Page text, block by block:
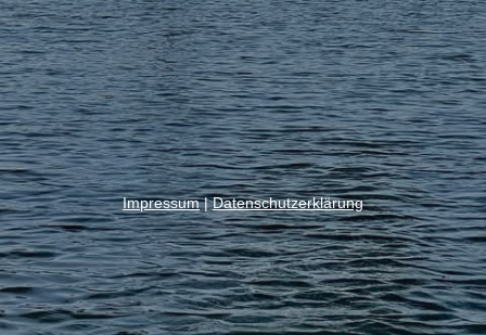
Impressum|Datenschutzerklärung